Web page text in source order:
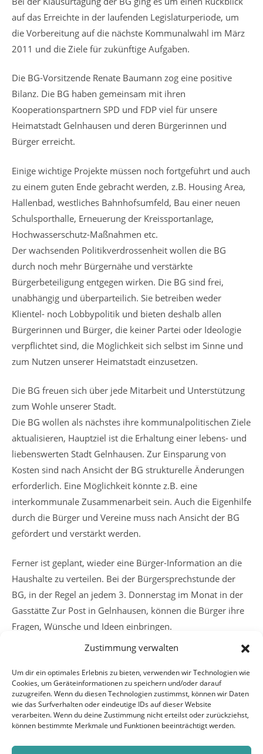
Zustimmung verwalten
Um dir ein optimales Erlebnis zu bieten, verwenden wir Technologien wie
Cookies, um Geräteinformationen zu speichern und/oder darauf
zuzugreifen. Wenn du diesen Technologien zustimmst, können wir Daten
wie das Surfverhalten oder eindeutige IDs auf dieser Website
verarbeiten. Wenn du deine Zustimmung nicht erteilst oder zurückziehst,
können bestimmte Merkmale und Funktionen beeinträchtigt werden.
auf das Erreichte in der laufenden Legislaturperiode, um
die Vorbereitung auf die nächste Kommunalwahl im März
2011 und die Ziele für zukünftige Aufgaben.
Die BG-Vorsitzende Renate Baumann zog eine positive
Bilanz. Die BG haben gemeinsam mit ihren
Kooperationspartnern SPD und FDP viel für unsere
Heimatstadt Gelnhausen und deren Bürgerinnen und
Bürger erreicht.
Einige wichtige Projekte müssen noch fortgeführt und auch
zu einem guten Ende gebracht werden, z.B. Housing Area,
Hallenbad, westliches Bahnhofsumfeld, Bau einer neuen
Schulsporthalle, Erneuerung der Kreissportanlage,
Hochwasserschutz-Maßnahmen etc.
Der wachsenden Politikverdrossenheit wollen die BG
durch noch mehr Bürgernähe und verstärkte
Bürgerbeteiligung entgegen wirken. Die BG sind frei,
unabhängig und überparteilich. Sie betreiben weder
Klientel- noch Lobbypolitik und bieten deshalb allen
Bürgerinnen und Bürger, die keiner Partei oder Ideologie
verpflichtet sind, die Möglichkeit sich selbst im Sinne und
zum Nutzen unserer Heimatstadt einzusetzen.
Die BG freuen sich über jede Mitarbeit und Unterstützung
zum Wohle unserer Stadt.
Die BG wollen als nächstes ihre kommunalpolitischen Ziele
aktualisieren, Hauptziel ist die Erhaltung einer lebens- und
liebenswerten Stadt Gelnhausen. Zur Einsparung von
Kosten sind nach Ansicht der BG strukturelle Änderungen
erforderlich. Eine Möglichkeit könnte z.B. eine
interkommunale Zusammenarbeit sein. Auch die Eigenhilfe
durch die Bürger und Vereine muss nach Ansicht der BG
gefördert und verstärkt werden.
Ferner ist geplant, wieder eine Bürger-Information an die
Haushalte zu verteilen. Bei der Bürgersprechstunde der
BG, in der Regel an jedem 3. Donnerstag im Monat in der
Gasstätte Zur Post in Gelnhausen, können die Bürger ihre
Fragen, Wünsche und Ideen einbringen.
Weitere
Artikel
ansehen
Vorheriger Beitrag
Parkhaus „Altstadt“ – Eine Chance für die Oberstadt
Nächster Beitrag
BG und Bürgermeister Stolz informieren über